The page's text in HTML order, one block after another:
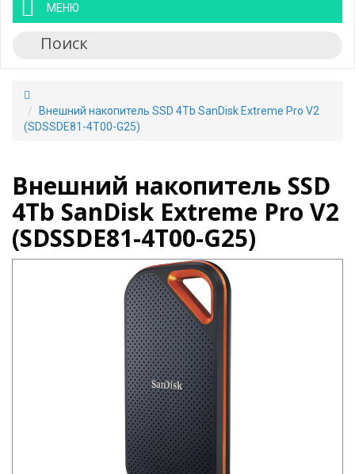
МЕНЮ
Внешний накопитель SSD 4Tb SanDisk Extreme Pro V2
(SDSSDE81-4T00-G25)
Внешний накопитель SSD
4Tb SanDisk Extreme Pro V2
(SDSSDE81-4T00-G25)